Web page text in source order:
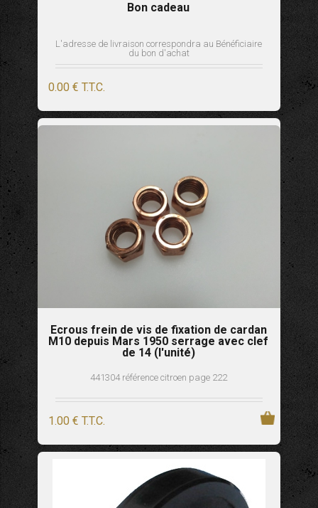
Bon cadeau
L'adresse de livraison correspondra au Bénéficiaire
du bon d'achat
0.00 € T.T.C.
Ecrous frein de vis de fixation de cardan
M10 depuis Mars 1950 serrage avec clef
de 14 (l'unité)
441304 référence citroen page 222
1.00 € T.T.C.